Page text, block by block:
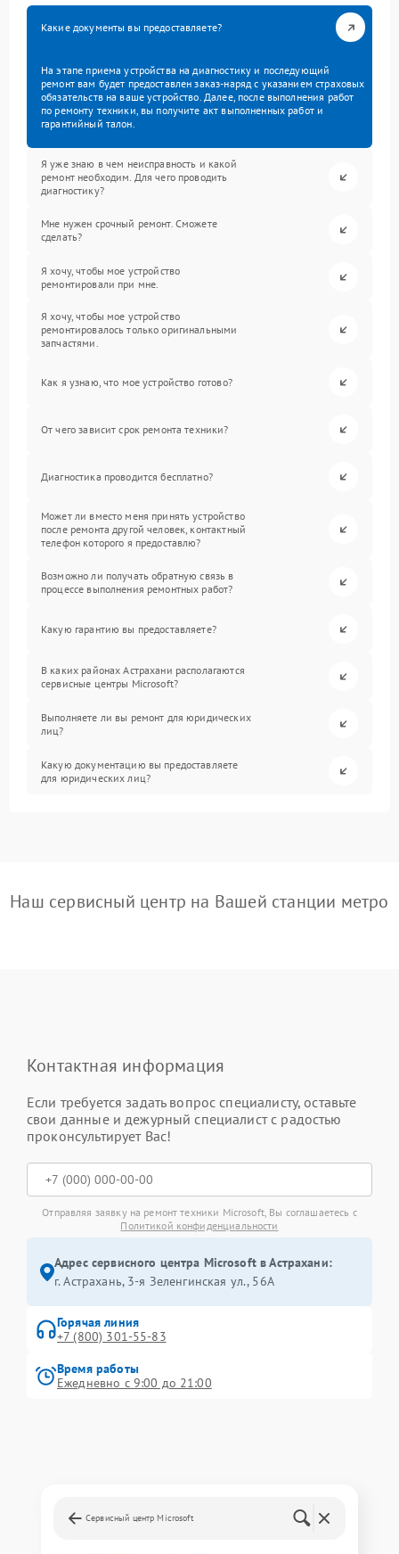
Какие документы вы предоставляете?
На этапе приема устройства на диагностику и последующий
ремонт вам будет предоставлен заказ-наряд с указанием страховых
обязательств на ваше устройство. Далее, после выполнения работ
по ремонту техники, вы получите акт выполненных работ и
гарантийный талон.
Я уже знаю в чем неисправность и какой
ремонт необходим. Для чего проводить
диагностику?
Мне нужен срочный ремонт. Сможете
сделать?
Я хочу, чтобы мое устройство
ремонтировали при мне.
Я хочу, чтобы мое устройство
ремонтировалось только оригинальными
запчастями.
Как я узнаю, что мое устройство готово?
От чего зависит срок ремонта техники?
Диагностика проводится бесплатно?
Может ли вместо меня принять устройство
после ремонта другой человек, контактный
телефон которого я предоставлю?
Возможно ли получать обратную связь в
процессе выполнения ремонтных работ?
Какую гарантию вы предоставляете?
В каких районах Астрахани располагаются
сервисные центры Microsoft?
Выполняете ли вы ремонт для юридических
лиц?
Какую документацию вы предоставляете
для юридических лиц?
Наш сервисный центр на Вашей станции метро
Контактная информация
Если требуется задать вопрос специалисту, оставьте
свои данные и дежурный специалист с радостью
проконсультирует Вас!
Отправляя заявку на ремонт техники Microsoft, Вы соглашаетесь с
Политикой конфиденциальности
Адрес сервисного центра Microsoft в Астрахани:
г. Астрахань, 3-я Зеленгинская ул., 56А
Горячая линия
+7 (800) 301-55-83
Время работы
Ежедневно с 9:00 до 21:00
Сервисный центр Microsoft